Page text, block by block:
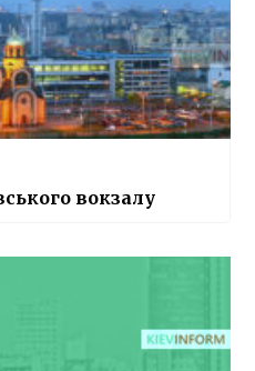
вокзалу